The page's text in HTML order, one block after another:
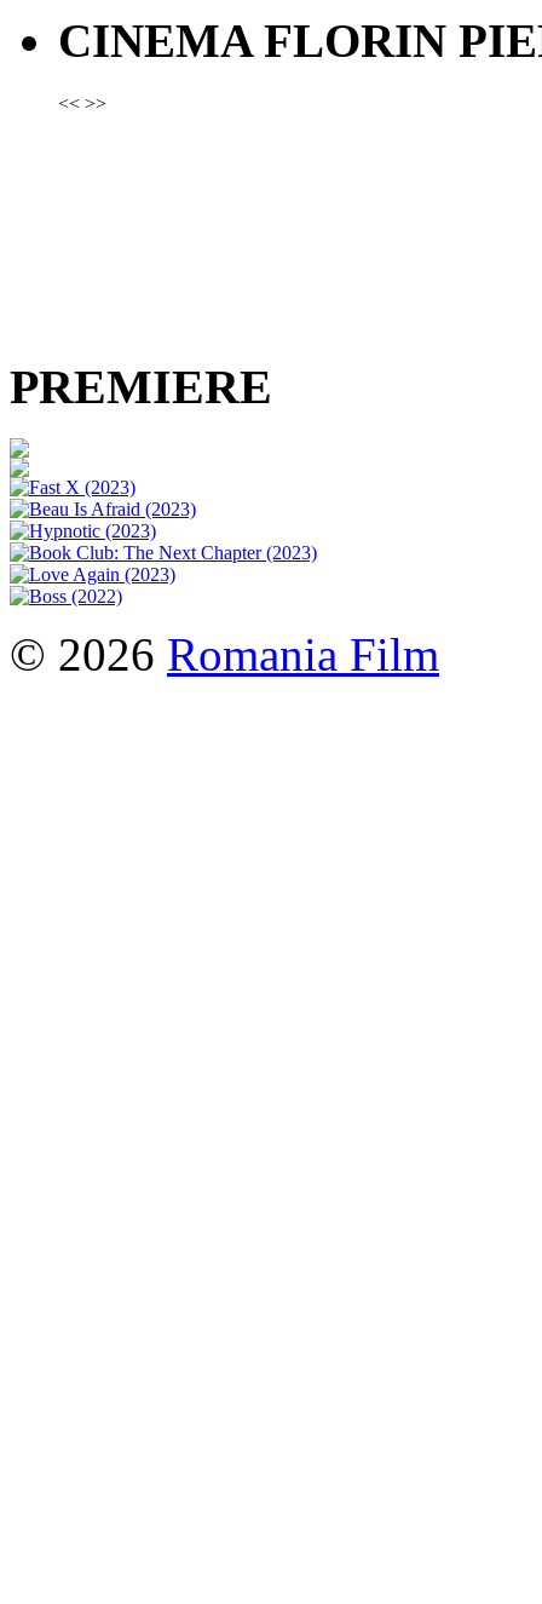
CINEMA FLORIN
<< >>
PREMIERE
© 2026 Romania Film